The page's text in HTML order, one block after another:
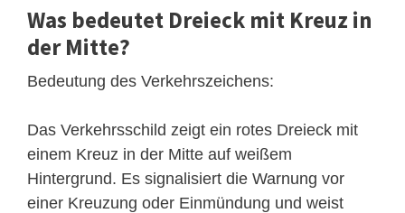
Was bedeutet Dreieck mit Kreuz in
der Mitte?
Bedeutung des Verkehrszeichens:
Das Verkehrsschild zeigt ein rotes Dreieck mit
einem Kreuz in der Mitte auf weißem
Hintergrund. Es signalisiert die Warnung vor
einer Kreuzung oder Einmündung und weist